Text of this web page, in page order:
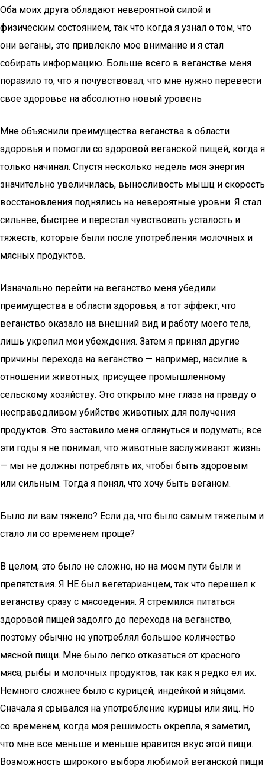
Оба моих друга обладают невероятной силой и
физическим состоянием, так что когда я узнал о том, что
они веганы, это привлекло мое внимание и я стал
собирать информацию. Больше всего в веганстве меня
поразило то, что я почувствовал, что мне нужно перевести
свое здоровье на абсолютно новый уровень
Мне объяснили преимущества веганства в области
здоровья и помогли со здоровой веганской пищей, когда я
только начинал. Спустя несколько недель моя энергия
значительно увеличилась, выносливость мышц и скорость
восстановления поднялись на невероятные уровни. Я стал
сильнее, быстрее и перестал чувствовать усталость и
тяжесть, которые были после употребления молочных и
мясных продуктов.
Изначально перейти на веганство меня убедили
преимущества в области здоровья; а тот эффект, что
веганство оказало на внешний вид и работу моего тела,
лишь укрепил мои убеждения. Затем я принял другие
причины перехода на веганство — например, насилие в
отношении животных, присущее промышленному
сельскому хозяйству. Это открыло мне глаза на правду о
несправедливом убийстве животных для получения
продуктов. Это заставило меня оглянуться и подумать; все
эти годы я не понимал, что животные заслуживают жизнь
— мы не должны потреблять их, чтобы быть здоровым
или сильным. Тогда я понял, что хочу быть веганом.
Было ли вам тяжело? Если да, что было самым тяжелым и
стало ли со временем проще?
В целом, это было не сложно, но на моем пути были и
препятствия. Я НЕ был вегетарианцем, так что перешел к
веганству сразу с мясоедения. Я стремился питаться
здоровой пищей задолго до перехода на веганство,
поэтому обычно не употреблял большое количество
мясной пищи. Мне было легко отказаться от красного
мяса, рыбы и молочных продуктов, так как я редко ел их.
Немного сложнее было с курицей, индейкой и яйцами.
Сначала я срывался на употребление курицы или яиц. Но
со временем, когда моя решимость окрепла, я заметил,
что мне все меньше и меньше нравится вкус этой пищи.
Возможность широкого выбора любимой веганской пищи